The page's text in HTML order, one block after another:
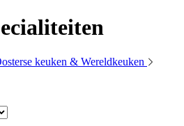
keuken & Wereldkeuken